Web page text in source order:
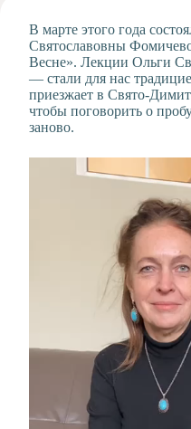
студия
Музыкальное
отделение
Служба
служба
В марте этого года
Святославовны
Весне». Лекции Ольги
— стали для нас
приезжает в Свято-
чтобы поговорить о
заново.